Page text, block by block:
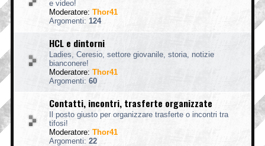
e video!
Moderatore: Thor41
Argomenti: 124
HCL e dintorni
Ladies, Ceresio, settore giovanile, storia, notizie
bianconere!
Moderatore: Thor41
Argomenti: 60
Contatti, incontri, trasferte organizzate
Il posto giusto per organizzare trasferte o incontri tra
tifosi!
Moderatore: Thor41
Argomenti: 22